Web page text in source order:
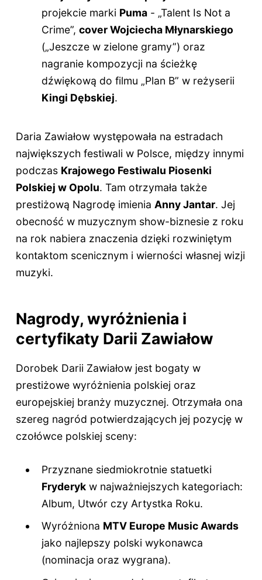
projekcie marki Puma - „Talent Is Not a
Crime”,cover Wojciecha Młynarskiego
(„Jeszcze w zielone gramy”) oraz
nagranie kompozycji na ścieżkę
dźwiękową do filmu „Plan B” w reżyserii
Kingi Dębskiej.
Daria Zawiałow występowała na estradach
największych festiwali w Polsce, między innymi
podczas Krajowego Festiwalu Piosenki
Polskiej w Opolu. Tam otrzymała także
prestiżową Nagrodę imienia Anny Jantar. Jej
obecność w muzycznym show-biznesie z roku
na rok nabiera znaczenia dzięki rozwiniętym
kontaktom scenicznym i wierności własnej wizji
muzyki.
Nagrody, wyróżnienia i
certyfikaty Darii Zawiałow
Dorobek Darii Zawiałow jest bogaty w
prestiżowe wyróżnienia polskiej oraz
europejskiej branży muzycznej. Otrzymała ona
szereg nagród potwierdzających jej pozycję w
czołówce polskiej sceny:
Przyznane siedmiokrotnie statuetki
Fryderyk w najważniejszych kategoriach:
Album, Utwór czy Artystka Roku.
Wyróżniona MTV Europe Music Awards
jako najlepszy polski wykonawca
(nominacja oraz wygrana).